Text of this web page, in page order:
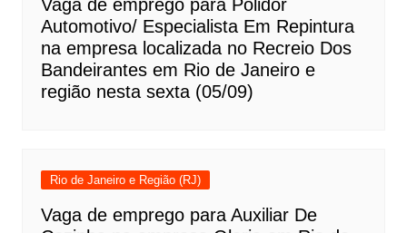
Vaga de emprego para Polidor
Automotivo/ Especialista Em Repintura
na empresa localizada no Recreio Dos
Bandeirantes em Rio de Janeiro e
região nesta sexta (05/09)
Rio de Janeiro e Região (RJ)
Vaga de emprego para Auxiliar De